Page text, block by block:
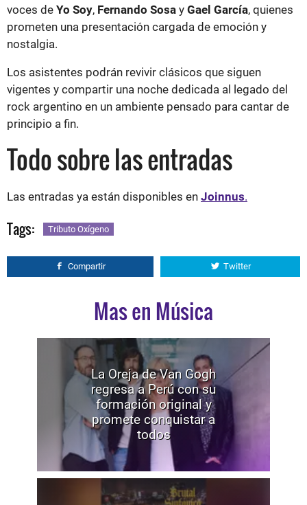
voces de Yo Soy, Fernando Sosa y Gael García, quienes
prometen una presentación cargada de emoción y
nostalgia.
Los asistentes podrán revivir clásicos que siguen
vigentes y compartir una noche dedicada al legado del
rock argentino en un ambiente pensado para cantar de
principio a fin.
Todo sobre las entradas
Las entradas ya están disponibles en Joinnus.
Tags: Tributo Oxígeno
Compartir Twitter
Mas en Música
La Oreja de Van Gogh
regresa a Perú con su
formación original y
promete conquistar a
todos